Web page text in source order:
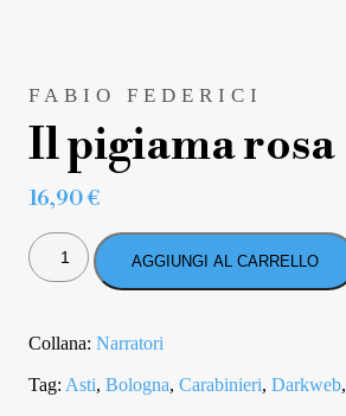
FABIO FEDERICI
Il pigiama rosa
16,90€
IL
PIGIAMA
ROSA
AGGIUNGI AL CARRELLO
Collana: Narratori
Tag: Asti, Bologna, Carabinieri, Darkweb,